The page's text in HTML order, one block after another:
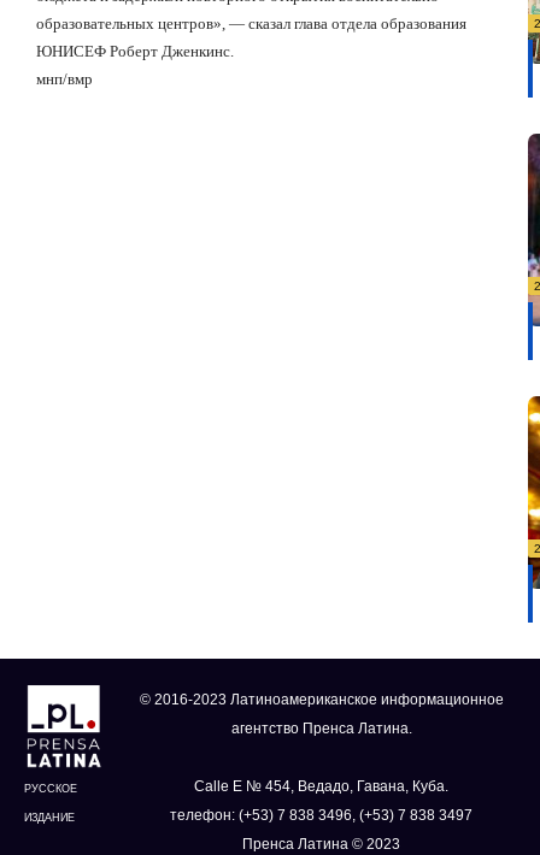
образовательных центров», — сказал глава отдела образования
ЮНИСЕФ Роберт Дженкинс.
мнп/вмр
РУССКОЕ
ИЗДАНИЕ
© 2016-2023 Латиноамериканское информационное
агентство Пренса Латина.
Calle E № 454, Ведадо, Гавана, Куба.
телефон: (+53) 7 838 3496, (+53) 7 838 3497
Пренса Латина © 2023